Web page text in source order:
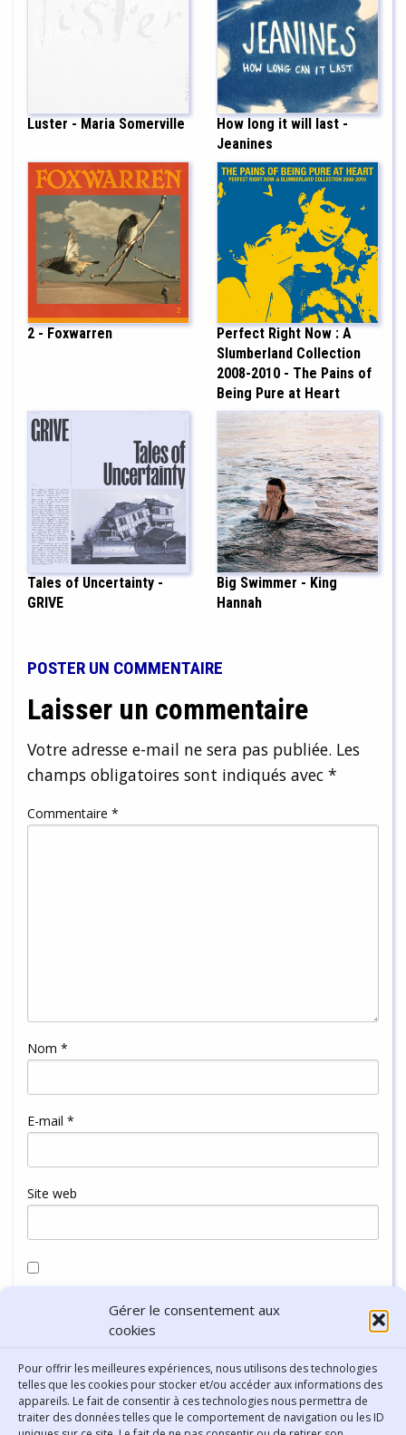
Gérer le consentement aux
cookies
Pour offrir les meilleures expériences, nous utilisons des technologies
telles que les cookies pour stocker et/ou accéder aux informations des
appareils. Le fait de consentir à ces technologies nous permettra de
traiter des données telles que le comportement de navigation ou les ID
Luster - Maria Somerville
How long it will last -
Jeanines
2 - Foxwarren
Perfect Right Now : A
Slumberland Collection
2008-2010 - The Pains of
Being Pure at Heart
Tales of Uncertainty -
GRIVE
Big Swimmer - King
Hannah
POSTER UN COMMENTAIRE
Laisser un commentaire
Votre adresse e-mail ne sera pas publiée. Les
champs obligatoires sont indiqués avec *
Commentaire *
Nom *
E-mail *
Site web
navigateur pour mon prochain commentaire.